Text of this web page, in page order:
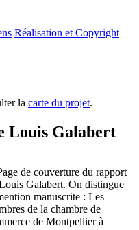
Réalisation et Copyright
la carte du projet.
Louis Galabert